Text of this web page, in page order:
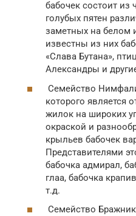
бабочек состоит из
голубых пятен
заметных на белом
известны из них
«Слава Бутана»,
Александры и
Семейство
которого является
жилок на широких
окраской и
крыльев бабочек
Представителями
бабочка адмирал,
глаа, бабочка
т.д.
Семейство